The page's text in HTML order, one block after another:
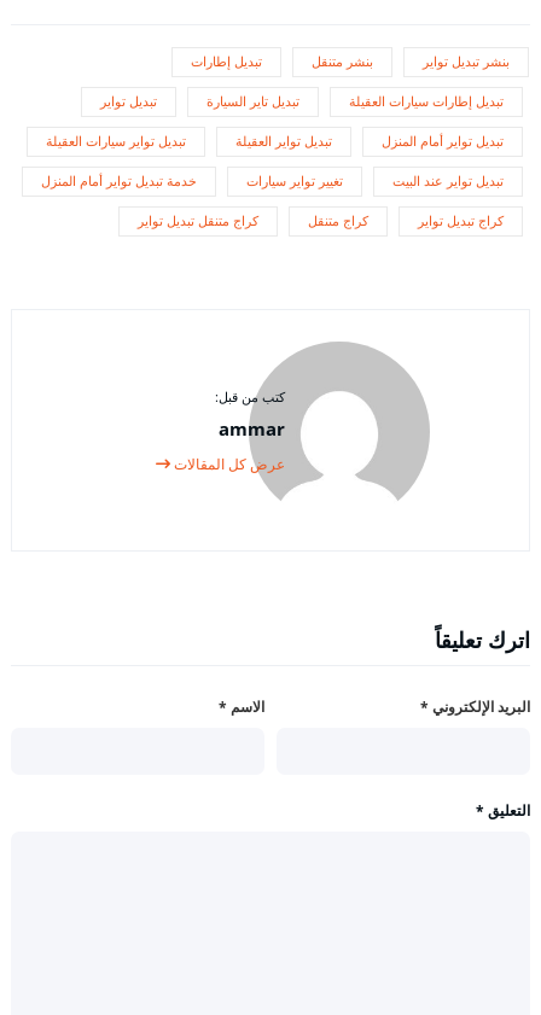
بنشر تبديل تواير بنشر متنقل تبديل إطارات
تبديل إطارات سيارات العقيلة تبديل تاير السيارة تبديل تواير
تبديل تواير أمام المنزل تبديل تواير العقيلة تبديل تواير سيارات العقيلة
تبديل تواير عند البيت تغيير تواير سيارات خدمة تبديل تواير أمام المنزل
كراج تبديل تواير كراج متنقل كراج متنقل تبديل تواير
كتب من قبل:
ammar
عرض كل المقالات
اترك تعليقاً
الاسم * البريد الإلكتروني *
التعليق *